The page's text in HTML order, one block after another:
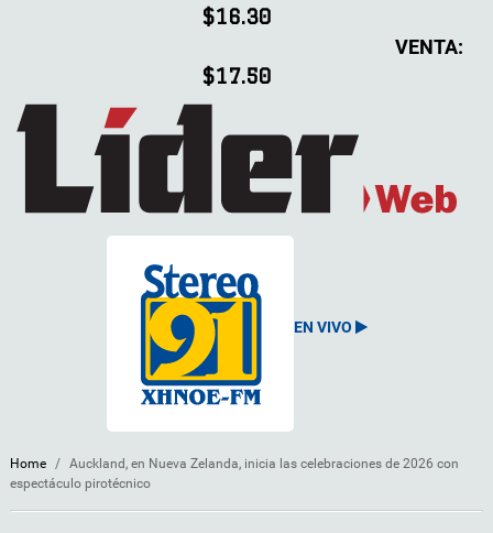
$16.30
VENTA:
$17.50
EN VIVO
Home / Auckland, en Nueva Zelanda, inicia las celebraciones de 2026 con
espectáculo pirotécnico